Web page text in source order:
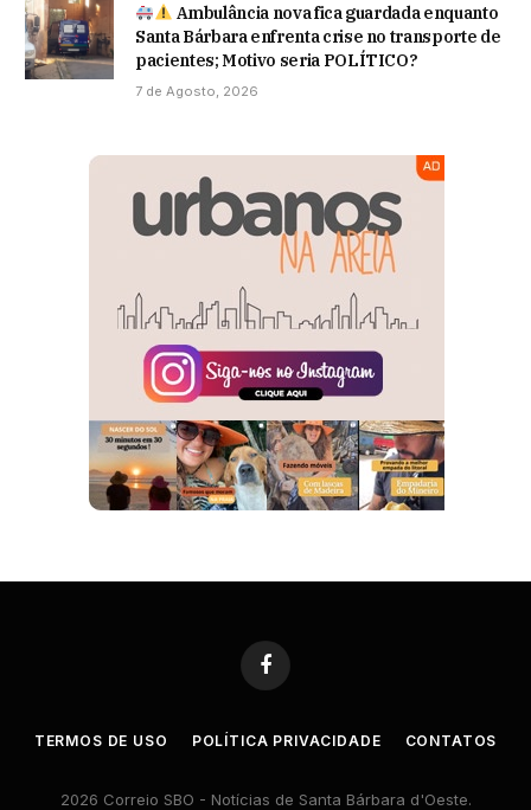
Ambulância nova fica guardada enquanto
Santa Bárbara enfrenta crise no transporte de
pacientes; Motivo seria POLÍTICO?
7 de Agosto, 2026
Facebook
TERMOS DE USO POLÍTICA PRIVACIDADE CONTATOS
2026 Correio SBO - Notícias de Santa Bárbara d'Oeste.